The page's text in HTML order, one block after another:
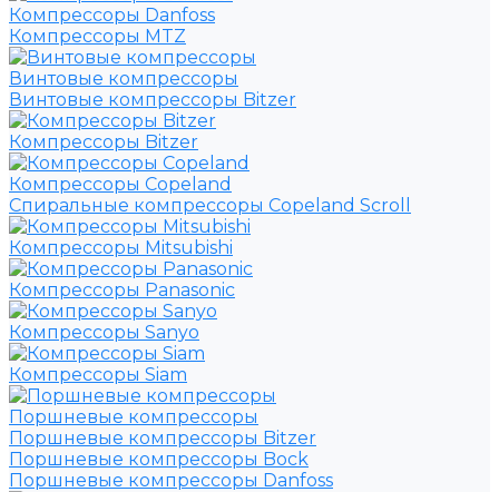
Компрессоры Danfoss
Компрессоры MTZ
Винтовые компрессоры
Винтовые компрессоры Bitzer
Компрессоры Bitzer
Компрессоры Copeland
Спиральные компрессоры Copeland Scroll
Компрессоры Mitsubishi
Компрессоры Panasonic
Компрессоры Sanyo
Компрессоры Siam
Поршневые компрессоры
Поршневые компрессоры Bitzer
Поршневые компрессоры Bock
Поршневые компрессоры Danfoss